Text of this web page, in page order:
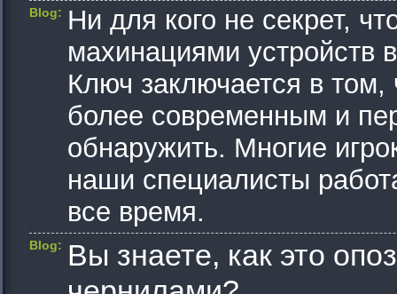
Blog: Ни для кого не секрет,
махинациями устройств
Ключ заключается в том,
более современным и
обнаружить. Многие
наши специалисты
все время.
Blog: Вы знаете, как это